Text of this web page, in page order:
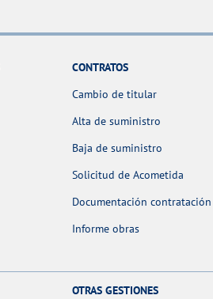
CONTRATOS
Cambio de titular
Alta de suministro
Baja de suministro
Solicitud de Acometida
Documentación contratación
Informe obras
OTRAS GESTIONES